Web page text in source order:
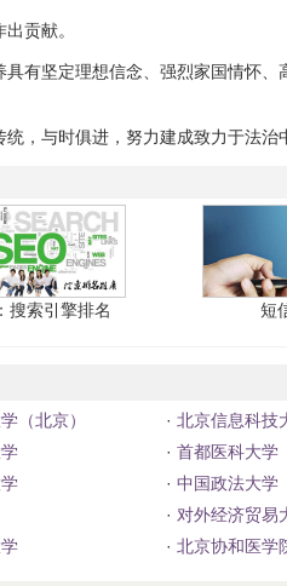
贡献。
有坚定理想信念、强烈家国情怀
，与时俱进，努力建成致力于法治
搜索引擎排名 短
（北京） · 北京信息科技
· 首都医科大学
· 中国政法大学
· 对外经济贸易
· 北京协和医学